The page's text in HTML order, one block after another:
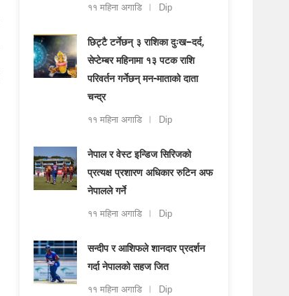
११ महिना अगाडि Dip
छिट्टै टर्नेछन् ३ राशिका दुःख–दर्द,
सेप्टेम्बर महिनामा १३ पटक राशि
परिवर्तन गर्नेछन् मन-माताको दाता
चन्द्र
११ महिना अगाडि Dip
नेपाल र वेस्ट इन्डिज सिरिजको
प्रत्यक्ष प्रशारण अधिकार रुटिन अफ
नेपालले गर्ने
११ महिना अगाडि Dip
सन्दीप र आशिफले शानदार प्रदर्शन
गर्दा नेपालको सहज जित
११ महिना अगाडि Dip